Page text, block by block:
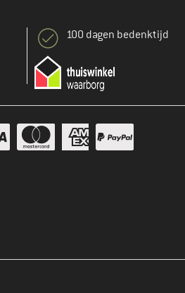
100 dagen bedenktijd